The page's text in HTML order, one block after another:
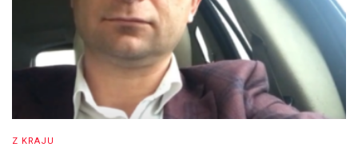
Z KRAJU